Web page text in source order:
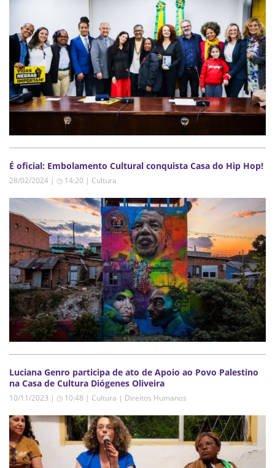
É oficial: Embolamento Cultural conquista Casa do Hip Hop!
28/02/2024 | ◷ 14:20 | Cultura
Luciana Genro participa de ato de Apoio ao Povo Palestino
na Casa de Cultura Diógenes Oliveira
10/11/2023 | ◷ 10:48 | Cultura | Direitos Humanos